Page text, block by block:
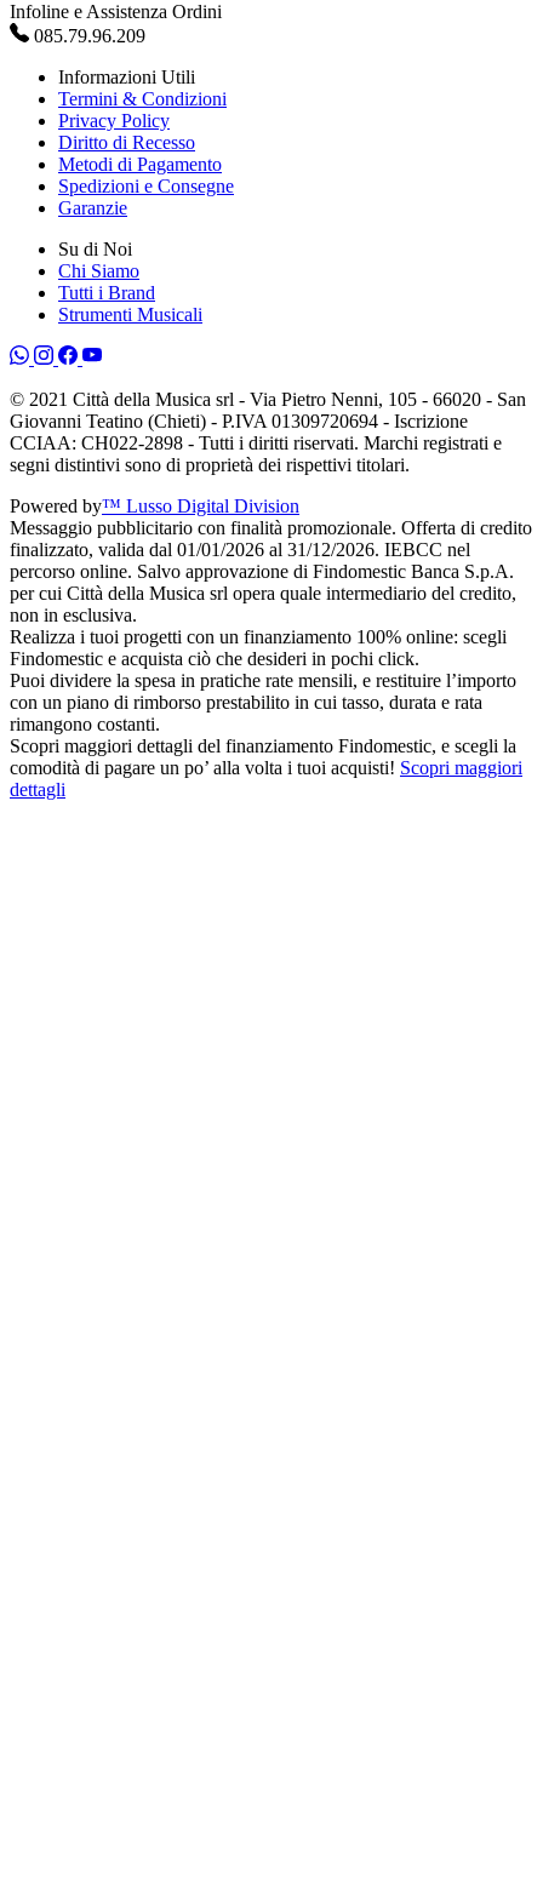
Infoline e Assistenza Ordini
085.79.96.209
Informazioni Utili
Termini & Condizioni
Privacy Policy
Diritto di Recesso
Metodi di Pagamento
Spedizioni e Consegne
Garanzie
Su di Noi
Chi Siamo
Tutti i Brand
Strumenti Musicali
© 2021 Città della Musica srl - Via Pietro Nenni, 105 - 66020 - San
Giovanni Teatino (Chieti) - P.IVA 01309720694 - Iscrizione
CCIAA: CH022-2898 - Tutti i diritti riservati. Marchi registrati e
segni distintivi sono di proprietà dei rispettivi titolari.
Powered by™ Lusso Digital Division
Messaggio pubblicitario con finalità promozionale. Offerta di credito
finalizzato, valida dal 01/01/2026 al 31/12/2026. IEBCC nel
percorso online. Salvo approvazione di Findomestic Banca S.p.A.
per cui Città della Musica srl opera quale intermediario del credito,
non in esclusiva.
Realizza i tuoi progetti con un finanziamento 100% online: scegli
Findomestic e acquista ciò che desideri in pochi click.
Puoi dividere la spesa in pratiche rate mensili, e restituire l’importo
con un piano di rimborso prestabilito in cui tasso, durata e rata
rimangono costanti.
Scopri maggiori dettagli del finanziamento Findomestic, e scegli la
comodità di pagare un po’ alla volta i tuoi acquisti! Scopri maggiori
dettagli